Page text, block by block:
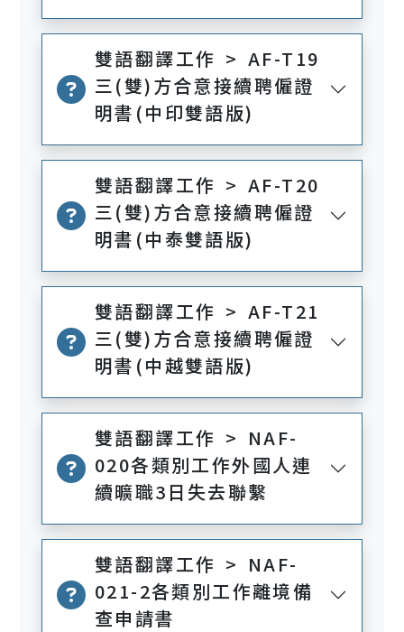
雙語翻譯工作 > AF-T19
三(雙)方合意接續聘僱證
明書(中印雙語版)
雙語翻譯工作 > AF-T20
三(雙)方合意接續聘僱證
明書(中泰雙語版)
雙語翻譯工作 > AF-T21
三(雙)方合意接續聘僱證
明書(中越雙語版)
雙語翻譯工作 > NAF-
020各類別工作外國人連
續曠職3日失去聯繫
雙語翻譯工作 > NAF-
021-2各類別工作離境備
查申請書